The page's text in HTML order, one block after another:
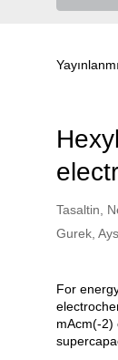
Tasaltin,
Gurek,
For
mAcm(-2)